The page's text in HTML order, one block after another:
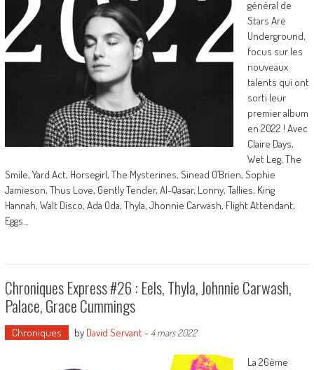
général de
Stars Are
Underground,
focus sur les
nouveaux
talents qui ont
sorti leur
premier album
en 2022 ! Avec
Claire Days,
Wet Leg, The
Smile, Yard Act, Horsegirl, The Mysterines, Sinead O’Brien, Sophie
Jamieson, Thus Love, Gently Tender, Al-Qasar, Lonny, Tallies, King
Hannah, Walt Disco, Ada Oda, Thyla, Jhonnie Carwash, Flight Attendant,
Eggs…
Chroniques Express #26 : Eels, Thyla, Johnnie Carwash,
Palace, Grace Cummings
Chroniques by David Servant- 4 mars 2022
La 26ème